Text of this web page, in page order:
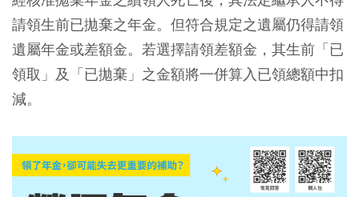
請領生前已拋棄之年金。但符合規定之遺屬仍得請領
遺屬年金或差額金。若選擇請領差額金，其生前「已
領取」及「已拋棄」之金額將一併算入已領總額中扣
減。